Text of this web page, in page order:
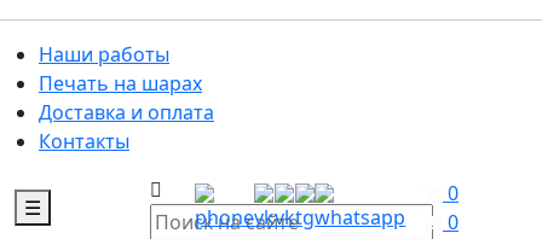
Наши работы
Печать на шарах
Доставка и оплата
Контакты
☰
0
0